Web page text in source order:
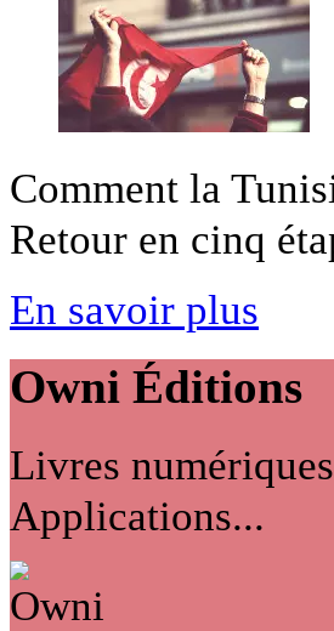
Comment la
Retour en cinq
En savoir plus
Owni Éditions
Livres
Applications...